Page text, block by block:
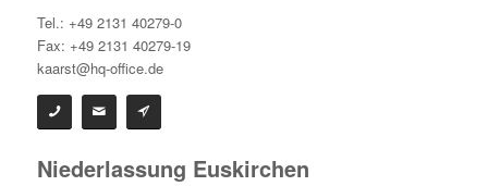
Tel.: +49 2131 40279-0
Fax: +49 2131 40279-19
kaarst@hq-office.de
Niederlassung Euskirchen